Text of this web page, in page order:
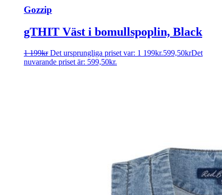
Gozzip
gTHIT Väst i bomullspoplin, Black
1 199kr Det ursprungliga priset var: 1 199kr.599,50krDet
nuvarande priset är: 599,50kr.